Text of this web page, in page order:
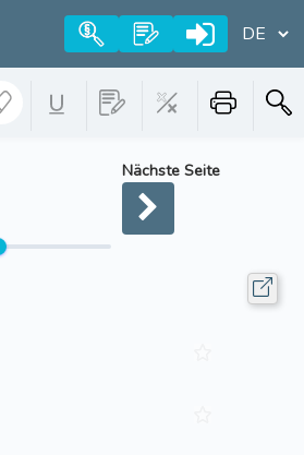
Nächste Seite